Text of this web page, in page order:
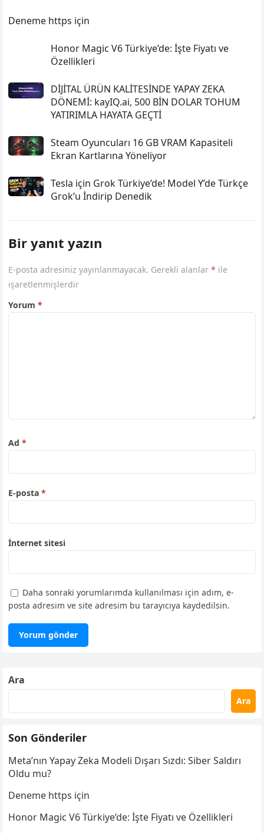
Deneme https için
Honor Magic V6 Türkiye’de: İşte Fiyatı ve
Özellikleri
DİJİTAL ÜRÜN KALİTESİNDE YAPAY ZEKA
DÖNEMİ: kayIQ.ai, 500 BİN DOLAR TOHUM
YATIRIMLA HAYATA GEÇTİ
Steam Oyuncuları 16 GB VRAM Kapasiteli
Ekran Kartlarına Yöneliyor
Tesla için Grok Türkiye’de! Model Y’de Türkçe
Grok’u İndirip Denedik
Bir yanıt yazın
E-posta adresiniz yayınlanmayacak. Gerekli alanlar* ile
işaretlenmişlerdir
Yorum*
Ad*
E-posta*
İnternet sitesi
Daha sonraki yorumlarımda kullanılması için adım, e-
posta adresim ve site adresim bu tarayıcıya kaydedilsin.
Ara
Ara
Son Gönderiler
Meta’nın Yapay Zeka Modeli Dışarı Sızdı: Siber Saldırı
Oldu mu?
Deneme https için
Honor Magic V6 Türkiye’de: İşte Fiyatı ve Özellikleri